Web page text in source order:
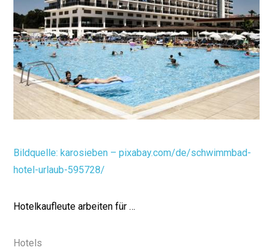
Bildquelle: karosieben – pixabay.com/de/schwimmbad-
hotel-urlaub-595728/
Hotelkaufleute arbeiten für …
Hotels